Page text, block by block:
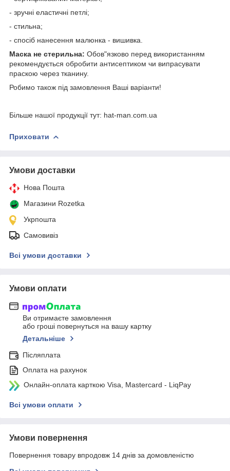
- зручні еластичні петлі;
- стильна;
- спосіб нанесення малюнка - вишивка.
Маска не стерильна: Обов"язково перед використанням
рекомендується обробити антисептиком чи випрасувати
праскою через тканину.
Робимо також під замовлення Ваші варіанти!
Більше нашої продукції тут: hat-man.com.ua
Приховати
Умови доставки
Нова Пошта
Магазини Rozetka
Укрпошта
Самовивіз
Всі умови доставки
Умови оплати
Ви отримаєте замовлення
або гроші повернуться на вашу картку
Детальніше
Післяплата
Оплата на рахунок
Онлайн-оплата карткою Visa, Mastercard - LiqPay
Всі умови оплати
Умови повернення
Повернення товару впродовж 14 днів за домовленістю